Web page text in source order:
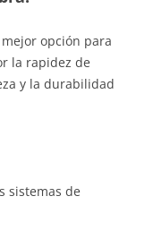
opción para
la rapidez de
y la durabilidad
sistemas de